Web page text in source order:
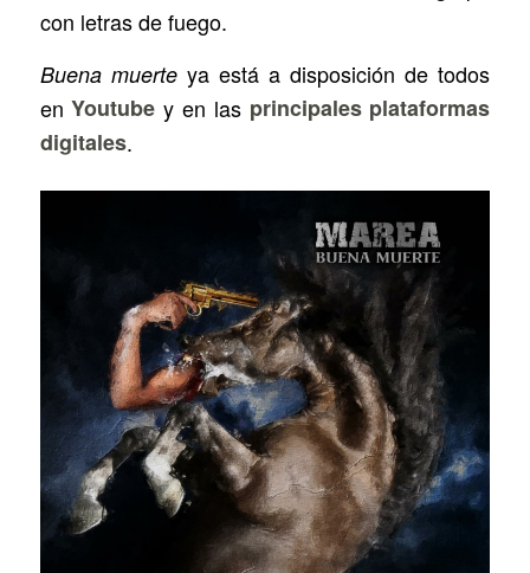
con letras de fuego.
Buena muerteya está a disposición de todos
enYoutube y en las principales plataformas
digitales.